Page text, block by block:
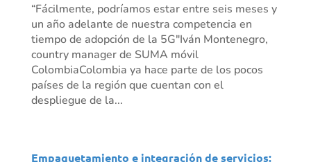
“Fácilmente, podríamos estar entre seis meses y
un año adelante de nuestra competencia en
tiempo de adopción de la 5G"Iván Montenegro,
country manager de SUMA móvil
ColombiaColombia ya hace parte de los pocos
países de la región que cuentan con el
despliegue de la...
Empaquetamiento e integración de servicios: